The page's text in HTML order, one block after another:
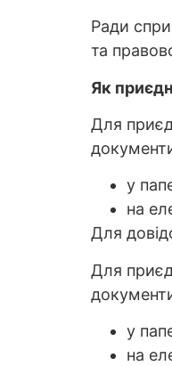
Ради
та
Як
Для
у
на
Для
Для
у
на